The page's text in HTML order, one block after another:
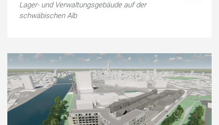
Lager- und Verwaltungsgebäude auf der
schwäbischen Alb